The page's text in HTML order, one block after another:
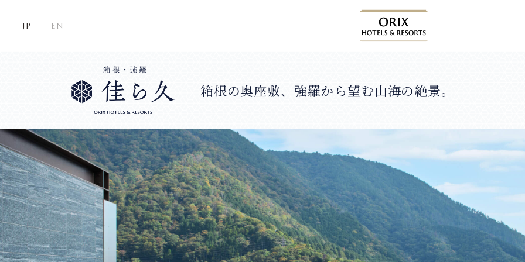
JP EN
箱根の奥座敷、強羅から望む山海の絶景。